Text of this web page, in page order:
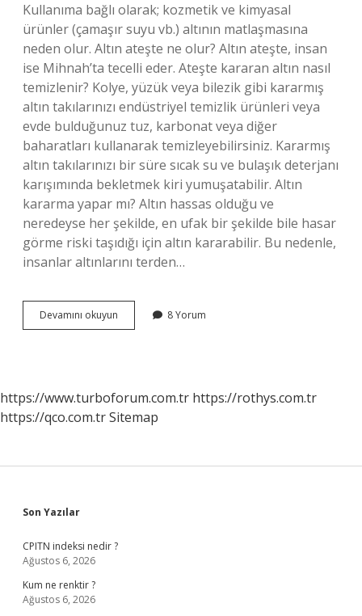
Kullanıma bağlı olarak; kozmetik ve kimyasal
ürünler (çamaşır suyu vb.) altının matlaşmasına
neden olur. Altın ateşte ne olur? Altın ateşte, insan
ise Mihnah’ta tecelli eder. Ateşte kararan altın nasıl
temizlenir? Kolye, yüzük veya bilezik gibi kararmış
altın takılarınızı endüstriyel temizlik ürünleri veya
evde bulduğunuz tuz, karbonat veya diğer
baharatları kullanarak temizleyebilirsiniz. Kararmış
altın takılarınızı bir süre sıcak su ve bulaşık deterjanı
karışımında bekletmek kiri yumuşatabilir. Altın
kararma yapar mı? Altın hassas olduğu ve
neredeyse her şekilde, en ufak bir şekilde bile hasar
görme riski taşıdığı için altın kararabilir. Bu nedenle,
insanlar altınlarını terden…
Devamını okuyun
Altın
8 Yorum
https://www.turboforum.com.tr https://rothys.com.tr
https://qco.com.trSitemap
Sidebar
Son Yazılar
CPITN indeksi nedir ?
Ağustos 6, 2026
Kum ne renktir ?
Ağustos 6, 2026